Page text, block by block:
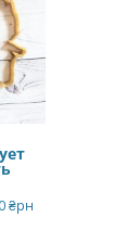
₴рнДіапазон